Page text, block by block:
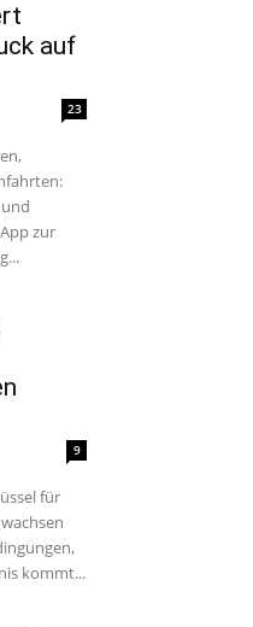
auf
23
zur
9
für
kommt...